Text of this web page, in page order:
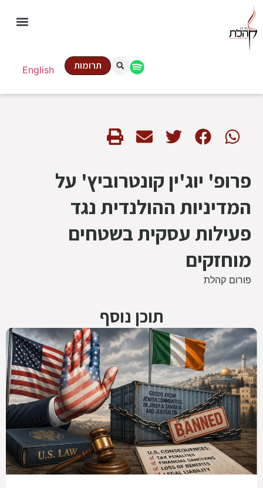
English תרומות
פרופ' יוג'ין קונטרוביץ' על
המדיניות ההולנדית נגד
פעילות עסקית בשטחים
מוחזקים
פורום קהלת
תוכן נוסף